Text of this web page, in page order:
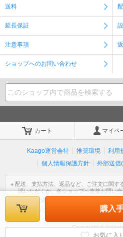
送料
延長保証
注意事項
ショップへのお問い合わせ
購入
お気に入
カート マイペ
Kaago運営会社 推奨環境 利用
個人情報保護方針
外部送信
※ 配送、支払方法、返品など、ご注文に関す
認いただくか、各ショップへ直接お問い
※ 個人情報の取扱いについては
※ 不明な点がございましたら
をご覧
Copyright ©
All Rights